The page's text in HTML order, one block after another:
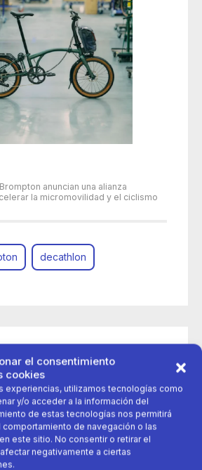
el consentimiento
cookies
experiencias, utilizamos tecnologías como
y/o acceder a la información del
de estas tecnologías nos permitirá
de navegación o las
este sitio. No consentir o retirar el
negativamente a ciertas
anuncian una alianza
la micromovilidad y el ciclismo
decathlon